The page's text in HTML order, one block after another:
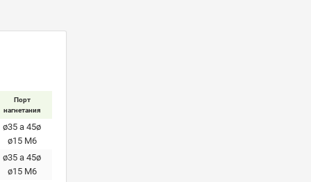
Порт
нагнетания
ø35 a 45ø
ø15 M6
ø35 a 45ø
ø15 M6